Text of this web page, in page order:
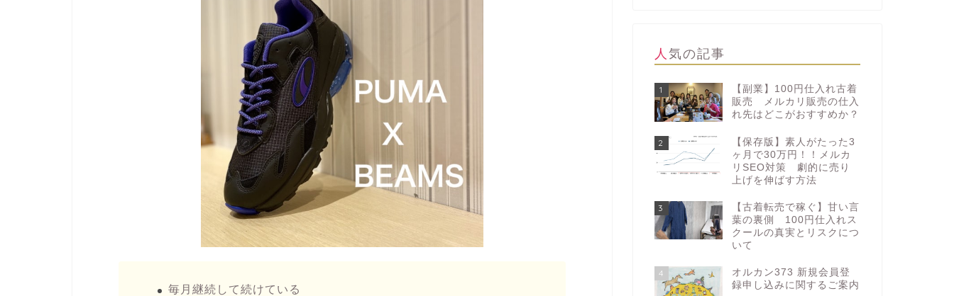
毎月継続して続けている
人気の記事
1
【副業】100円仕入れ古着
販売 メルカリ販売の仕入
れ先はどこがおすすめか？
2
【保存版】素人がたった3
ヶ月で30万円！！メルカ
リSEO対策 劇的に売り
上げを伸ばす方法
3
【古着転売で稼ぐ】甘い言
葉の裏側 100円仕入れス
クールの真実とリスクにつ
いて
4
オルカン373 新規会員登
録申し込みに関するご案内